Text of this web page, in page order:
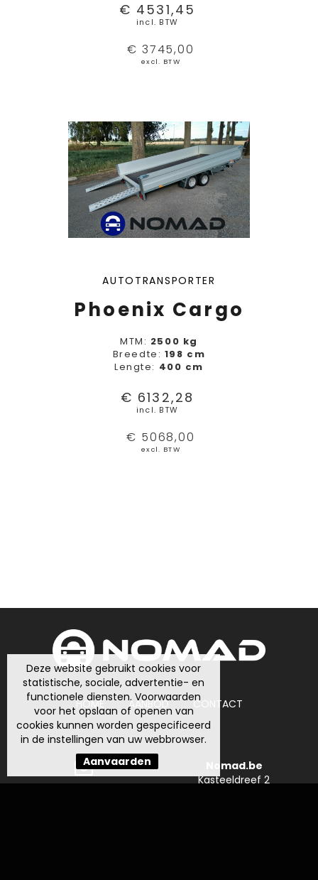
€ 4531,45
incl. BTW
€ 3745,00
excl. BTW
AUTOTRANSPORTER
Phoenix Cargo
MTM: 2500 kg
Breedte: 198 cm
Lengte: 400 cm
€ 6132,28
incl. BTW
€ 5068,00
excl. BTW
HOME AANBOD CONTACT
info@nomad.be
Nomad.be
Kasteeldreef 2
Deze website gebruikt cookies voor
statistische, sociale, advertentie- en
functionele diensten. Voorwaarden
voor het opslaan of openen van
cookies kunnen worden gespecificeerd
in de instellingen van uw webbrowser.
Aanvaarden